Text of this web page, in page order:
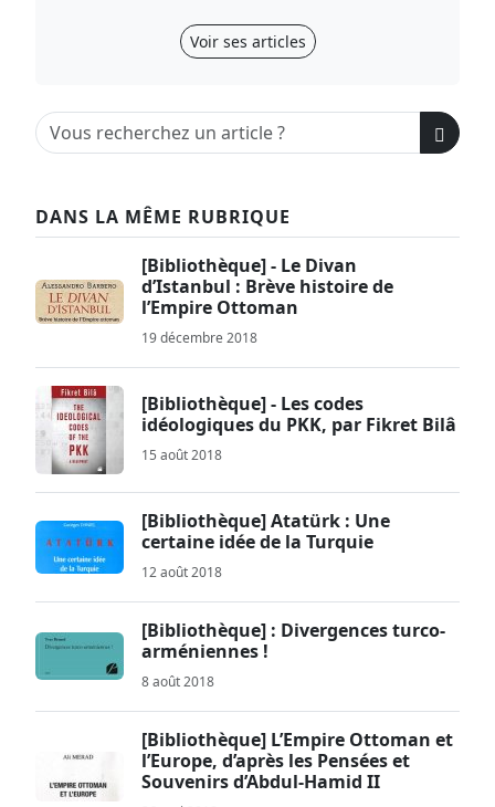
Voir ses articles
DANS LA MÊME RUBRIQUE
[Bibliothèque] - Le Divan
d’Istanbul : Brève histoire de
l’Empire Ottoman
19 décembre 2018
[Bibliothèque] - Les codes
idéologiques du PKK, par Fikret Bilâ
15 août 2018
[Bibliothèque] Atatürk : Une
certaine idée de la Turquie
12 août 2018
[Bibliothèque] : Divergences turco-
arméniennes !
8 août 2018
[Bibliothèque] L’Empire Ottoman et
l’Europe, d’après les Pensées et
Souvenirs d’Abdul-Hamid II